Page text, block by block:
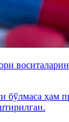
бўлмаса ҳам